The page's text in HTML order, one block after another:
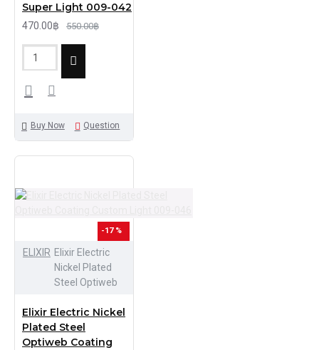
Super Light 009-042
470.00฿ 550.00฿
Buy Now Question
-17 %
ELIXIR Elixir Electric
Nickel Plated
Steel Optiweb
Elixir Electric Nickel
Plated Steel
Optiweb Coating